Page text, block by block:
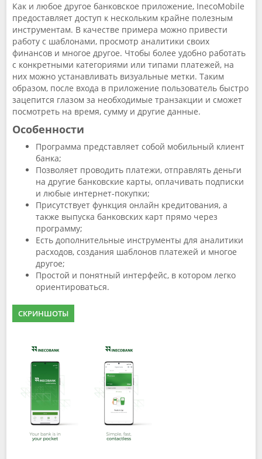
Как и любое другое банковское приложение, InecoMobile
предоставляет доступ к нескольким крайне полезным
инструментам. В качестве примера можно привести
работу с шаблонами, просмотр аналитики своих
финансов и многое другое. Чтобы более удобно работать
с конкретными категориями или типами платежей, на
них можно устанавливать визуальные метки. Таким
образом, после входа в приложение пользователь быстро
зацепится глазом за необходимые транзакции и сможет
посмотреть на время, сумму и другие данные.
Особенности
Программа представляет собой мобильный клиент
банка;
Позволяет проводить платежи, отправлять деньги
на другие банковские карты, оплачивать подписки
и любые интернет-покупки;
Присутствует функция онлайн кредитования, а
также выпуска банковских карт прямо через
программу;
Есть дополнительные инструменты для аналитики
расходов, создания шаблонов платежей и многое
другое;
Простой и понятный интерфейс, в котором легко
ориентироваться.
СКРИНШОТЫ